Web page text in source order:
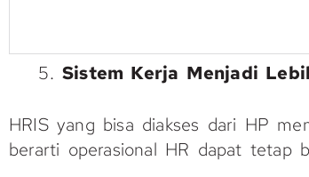
Sistem Kerja Menjadi
HRIS yang bisa diakses dari HP
berarti operasional HR dapat tetap